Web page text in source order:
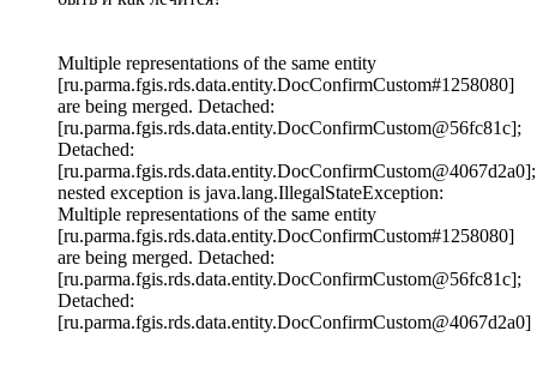
Multiple representations of the same entity
[ru.parma.fgis.rds.data.entity.DocConfirmCustom#1258080]
are being merged. Detached:
[ru.parma.fgis.rds.data.entity.DocConfirmCustom@56fc81c];
Detached:
[ru.parma.fgis.rds.data.entity.DocConfirmCustom@4067d2a0];
nested exception is java.lang.IllegalStateException:
Multiple representations of the same entity
[ru.parma.fgis.rds.data.entity.DocConfirmCustom#1258080]
are being merged. Detached:
[ru.parma.fgis.rds.data.entity.DocConfirmCustom@56fc81c];
Detached:
[ru.parma.fgis.rds.data.entity.DocConfirmCustom@4067d2a0]